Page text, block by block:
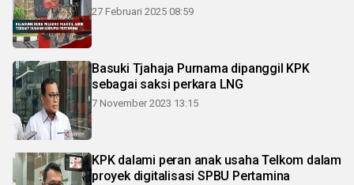
27 Februari 2025 08:59
Basuki Tjahaja Purnama dipanggil KPK
sebagai saksi perkara LNG
7 November 2023 13:15
KPK dalami peran anak usaha Telkom dalam
proyek digitalisasi SPBU Pertamina